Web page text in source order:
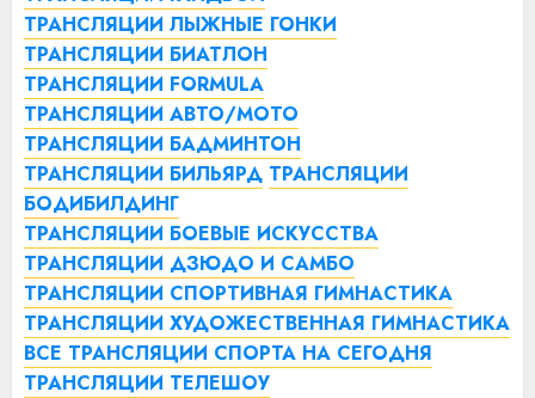
ТРАНСЛЯЦИИ ЛЫЖНЫЕ ГОНКИ
ТРАНСЛЯЦИИ БИАТЛОН
ТРАНСЛЯЦИИ FORMULA
ТРАНСЛЯЦИИ АВТО/МОТО
ТРАНСЛЯЦИИ БАДМИНТОН
ТРАНСЛЯЦИИ БИЛЬЯРД ТРАНСЛЯЦИИ
БОДИБИЛДИНГ
ТРАНСЛЯЦИИ БОЕВЫЕ ИСКУССТВА
ТРАНСЛЯЦИИ ДЗЮДО И САМБО
ТРАНСЛЯЦИИ СПОРТИВНАЯ ГИМНАСТИКА
ТРАНСЛЯЦИИ ХУДОЖЕСТВЕННАЯ ГИМНАСТИКА
ВСЕ ТРАНСЛЯЦИИ СПОРТА НА СЕГОДНЯ
ТРАНСЛЯЦИИ ТЕЛЕШОУ